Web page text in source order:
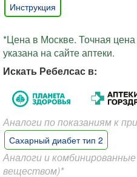
Инструкция
*Цена в Москве. Точная
указана на сайте аптеки.
Искать Ребелсас в:
Аналоги по показаниям к
Сахарный диабет тип 2
Аналоги и
веществом)*